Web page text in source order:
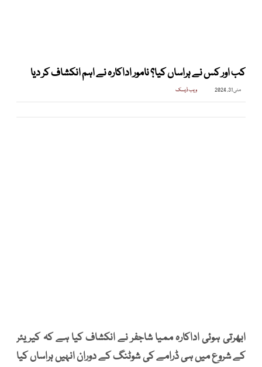
کب اور کس نے ہراساں کیا؟ نامور اداکارہ نے اہم انکشاف کر دیا
مئی 31, 2024 ویب ڈیسک
ابھرتی ہوئی اداکارہ ممیا شاجفر نے انکشاف کیا ہے کہ کیریئر
کے شروع میں ہی ڈرامے کی شوٹنگ کے دوران انہیں ہراساں کیا